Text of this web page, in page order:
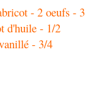
- 2 oeufs - 3
d'huile - 1/2
- 3/4